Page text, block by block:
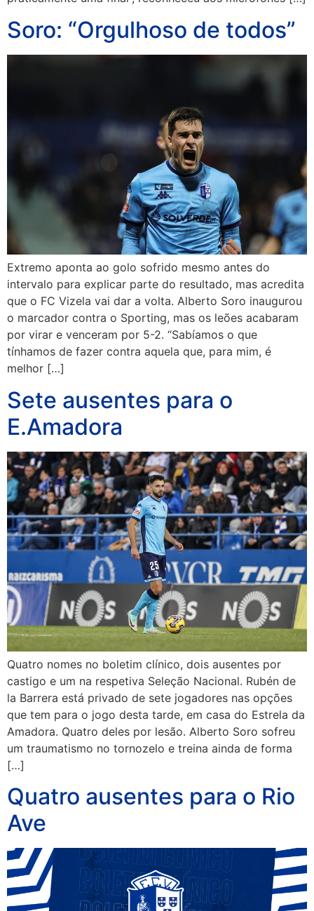
Soro: “Orgulhoso de todos”
Extremo aponta ao golo sofrido mesmo antes do
intervalo para explicar parte do resultado, mas acredita
que o FC Vizela vai dar a volta. Alberto Soro inaugurou
o marcador contra o Sporting, mas os leões acabaram
por virar e venceram por 5-2. “Sabíamos o que
tínhamos de fazer contra aquela que, para mim, é
melhor […]
Sete ausentes para o
E.Amadora
Quatro nomes no boletim clínico, dois ausentes por
castigo e um na respetiva Seleção Nacional. Rubén de
la Barrera está privado de sete jogadores nas opções
que tem para o jogo desta tarde, em casa do Estrela da
Amadora. Quatro deles por lesão. Alberto Soro sofreu
um traumatismo no tornozelo e treina ainda de forma
[…]
Quatro ausentes para o Rio
Ave